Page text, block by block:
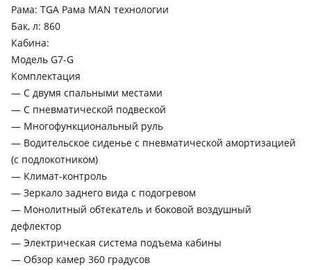
Рама: TGA Рама MAN технологии
Бак, л: 860
Кабина:
Модель G7-G
Комплектация
— С двумя спальными местами
— С пневматической подвеской
— Многофункциональный руль
— Водительское сиденье с пневматической амортизацией
(с подлокотником)
— Климат-контроль
— Зеркало заднего вида с подогревом
— Монолитный обтекатель и боковой воздушный
дефлектор
— Электрическая система подъема кабины
— Обзор камер 360 градусов